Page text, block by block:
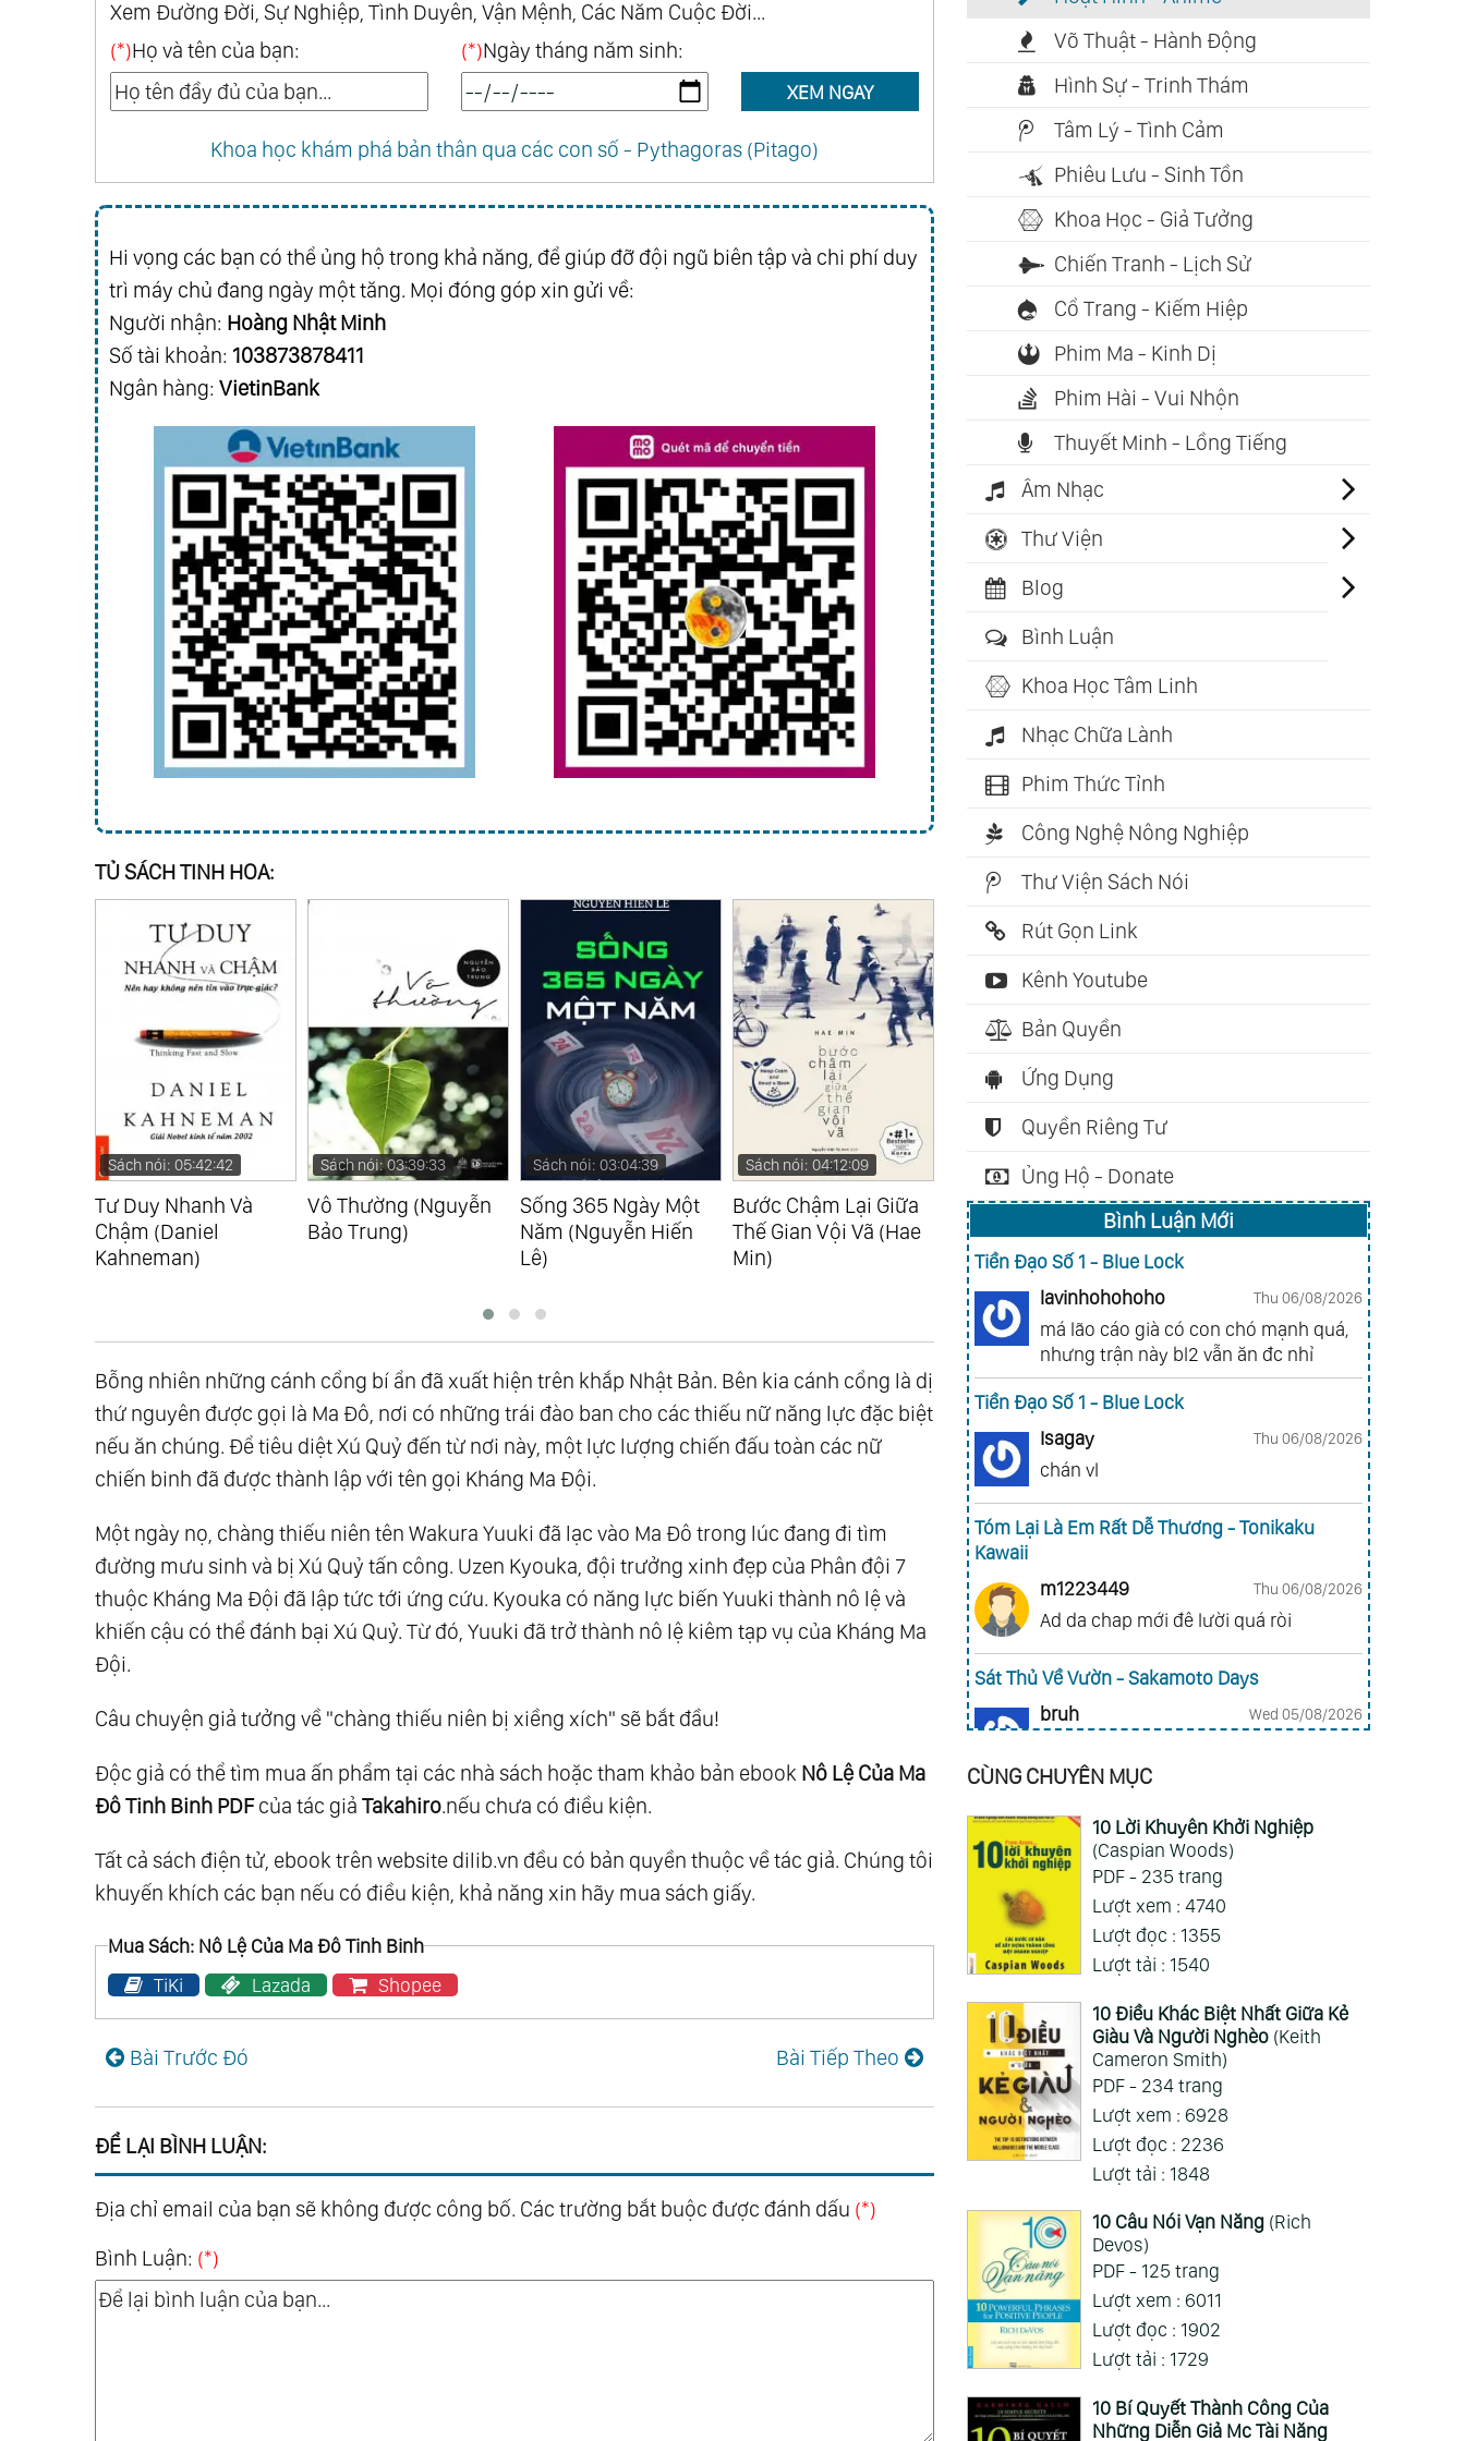
Xem Đường Đời, Sự Nghiệp, Tình Duyên, Vận Mệnh, Các Năm Cuộc Đời...
(*)Họ và tên của bạn: (*)Ngày tháng năm sinh:
XEM NGAY
Khoa học khám phá bản thân qua các con số - Pythagoras (Pitago)
Hi vọng các bạn có thể ủng hộ trong khả năng, để giúp đỡ đội ngũ biên tập và chi phí duy
trì máy chủ đang ngày một tăng. Mọi đóng góp xin gửi về:
Người nhận: Hoàng Nhật Minh
Số tài khoản: 103873878411
Ngân hàng: VietinBank
TỦ SÁCH TINH HOA:
Sách nói: 05:42:42
Tư Duy Nhanh Và
Chậm (Daniel
Kahneman)
Sách nói: 03:39:33
Vô Thường (Nguyễn
Bảo Trung)
Sách nói: 03:04:39
Sống 365 Ngày Một
Năm (Nguyễn Hiến
Lê)
Sách nói: 04:12:09
Bước Chậm Lại Giữa
Thế Gian Vội Vã (Hae
Min)
Sách nói: 02:10:22
Người Bán Hàng Vĩ
Đại Nhất Thế Giới (Og
Mandino)
Sức Mạnh Của Sự Tử
Tế (Linda Kaplan
Thaler)
Bỗng nhiên những cánh cổng bí ẩn đã xuất hiện trên khắp Nhật Bản. Bên kia cánh cổng là dị
thứ nguyên được gọi là Ma Đô, nơi có những trái đào ban cho các thiếu nữ năng lực đặc biệt
nếu ăn chúng. Để tiêu diệt Xú Quỷ đến từ nơi này, một lực lượng chiến đấu toàn các nữ
chiến binh đã được thành lập với tên gọi Kháng Ma Đội.
Một ngày nọ, chàng thiếu niên tên Wakura Yuuki đã lạc vào Ma Đô trong lúc đang đi tìm
đường mưu sinh và bị Xú Quỷ tấn công. Uzen Kyouka, đội trưởng xinh đẹp của Phân đội 7
thuộc Kháng Ma Đội đã lập tức tới ứng cứu. Kyouka có năng lực biến Yuuki thành nô lệ và
khiến cậu có thể đánh bại Xú Quỷ. Từ đó, Yuuki đã trở thành nô lệ kiêm tạp vụ của Kháng Ma
Đội.
Câu chuyện giả tưởng về "chàng thiếu niên bị xiềng xích" sẽ bắt đầu!
Độc giả có thể tìm mua ấn phẩm tại các nhà sách hoặc tham khảo bản ebook Nô Lệ Của Ma
Đô Tinh Binh PDFcủa tác giả Takahiro.nếu chưa có điều kiện.
Tất cả sách điện tử, ebook trên website dilib.vn đều có bản quyền thuộc về tác giả. Chúng tôi
khuyến khích các bạn nếu có điều kiện, khả năng xin hãy mua sách giấy.
Mua Sách: Nô Lệ Của Ma Đô Tinh Binh
TiKi
Lazada Shopee
Bài Trước Đó Bài Tiếp Theo
ĐỂ LẠI BÌNH LUẬN:
Địa chỉ email của bạn sẽ không được công bố. Các trường bắt buộc được đánh dấu (*)
Bình Luận: (*)
Võ Thuật - Hành Động
Hình Sự - Trinh Thám
Tâm Lý - Tình Cảm
Phiêu Lưu - Sinh Tồn
Khoa Học - Giả Tưởng
Chiến Tranh - Lịch Sử
Cổ Trang - Kiếm Hiệp
Phim Ma - Kinh Dị
Phim Hài - Vui Nhộn
Thuyết Minh - Lồng Tiếng
Âm Nhạc
Thư Viện
Blog
Bình Luận
Khoa Học Tâm Linh
Nhạc Chữa Lành
Phim Thức Tỉnh
Công Nghệ Nông Nghiệp
Thư Viện Sách Nói
Rút Gọn Link
Kênh Youtube
Bản Quyền
Ứng Dụng
Quyền Riêng Tư
Ủng Hộ - Donate
Bình Luận Mới
Tiền Đạo Số 1 - Blue Lock
lavinhohohoho
Thu 06/08/2026
má lão cáo già có con chó mạnh quá,
nhưng trận này bl2 vẫn ăn đc nhỉ
Tiền Đạo Số 1 - Blue Lock
Isagay
Thu 06/08/2026
chán vl
Tóm Lại Là Em Rất Dễ Thương - Tonikaku
Kawaii
m1223449
Thu 06/08/2026
Ad da chap mới đê lười quá ròi
Sát Thủ Về Vườn - Sakamoto Days
bruh
Wed 05/08/2026
cách nhiều chức năng vl
Gia Đình Điệp Viên - Spy X Family
ai hỏi 123
Mong 1 ngày shop ra 2 chap
Xem Thêm
CÙNG CHUYÊN MỤC
10 Lời Khuyên Khởi Nghiệp
(Caspian Woods)
PDF - 235 trang
Lượt xem : 4740
Lượt đọc : 1355
Lượt tải : 1540
10 Điều Khác Biệt Nhất Giữa Kẻ
Giàu Và Người Nghèo(Keith
Cameron Smith)
PDF - 234 trang
Lượt xem : 6928
Lượt đọc : 2236
Lượt tải : 1848
10 Câu Nói Vạn Năng(Rich
Devos)
PDF - 125 trang
Lượt xem : 6011
Lượt đọc : 1902
Lượt tải : 1729
10 Bí Quyết Thành Công Của
Những Diễn Giả Mc Tài Năng